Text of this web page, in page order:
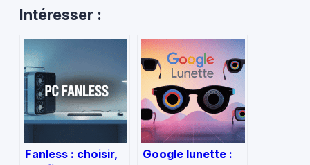
Intéresser :
Fanless : choisir,
Google lunette :